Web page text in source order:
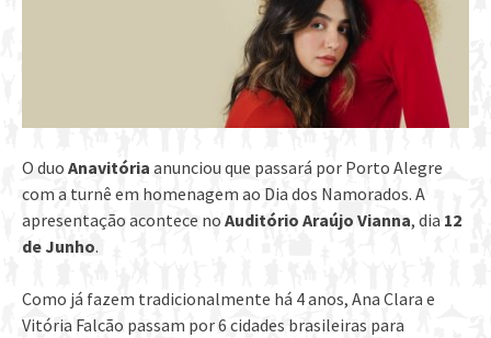
O duo Anavitória anunciou que passará por Porto Alegre
com a turnê em homenagem ao Dia dos Namorados. A
apresentação acontece no Auditório Araújo Vianna, dia 12
de Junho.
Como já fazem tradicionalmente há 4 anos, Ana Clara e
Vitória Falcão passam por 6 cidades brasileiras para